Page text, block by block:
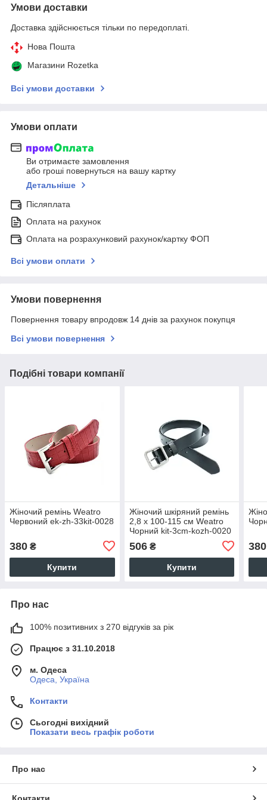
Умови доставки
Доставка здійснюється тільки по передоплаті.
Нова Пошта
Магазини Rozetka
Всі умови доставки
Умови оплати
Ви отримаєте замовлення
або гроші повернуться на вашу картку
Детальніше
Післяплата
Оплата на рахунок
Оплата на розрахунковий рахунок/картку ФОП
Всі умови оплати
Умови повернення
Повернення товару впродовж 14 днів за рахунок покупця
Всі умови повернення
Подібні товари компанії
Жіночий ремінь Weatro
Червоний ek-zh-33kit-0028
380 ₴
Купити
Жіночий шкіряний ремінь
2,8 х 100-115 см Weatro
Чорний kit-3cm-kozh-0020
506₴
Купити
380
Про нас
100% позитивних з 270 відгуків за рік
Працює з 31.10.2018
м. Одеса
Одеса, Україна
Контакти
Сьогодні вихідний
Показати весь графік роботи
Про нас